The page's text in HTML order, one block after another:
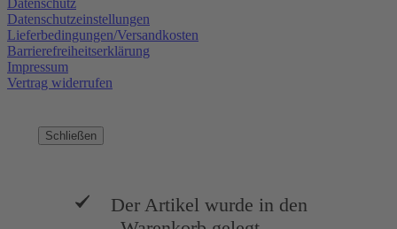
Datenschutzeinstellungen
Lieferbedingungen/Versandkosten
Barrierefreiheitserklärung
Impressum
Vertrag widerrufen
Schließen
Der Artikel wurde in den